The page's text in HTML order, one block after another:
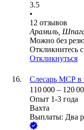
3.5
•
12 отзывов
Арамиль,
Можно без
Откликнитесь
Откликнуться
Слесарь МСР в
110 000 – 120
Опыт 1-3 года
Вахта
Выплаты: Два